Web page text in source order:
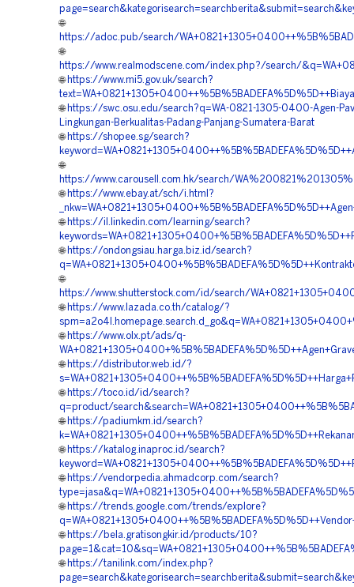
🌐
https://adoc.pub/search/
🌐
https://www.realmodscene.com/index.php?/search/
🌐 https://www.mi5.gov.uk/search?
🌐 https://swc.osu.edu/search?q=WA-0821-1305-0400-Agen-
Lingkungan-Berkualitas-Padang-Panjang-Sumatera-Barat
🌐 https://shopee.sg/search?
🌐
https://www.carousell.com.hk/search/
🌐 https://www.ebay.at/sch/i.html?
🌐 https://il.linkedin.com/learning/search?
🌐 https://ondongsiau.harga.biz.id/search?
🌐
https://www.shutterstock.com/id/search/
🌐 https://www.lazada.co.th/catalog/?
🌐 https://www.olx.pt/ads/q-
🌐 https://distributor.web.id/?
🌐 https://toco.id/id/search?
q=product/
🌐 https://padiumkm.id/search?
🌐 https://katalog.inaproc.id/search?
🌐 https://vendorpedia.ahmadcorp.com/search?
🌐 https://trends.google.com/trends/explore?
🌐 https://bela.gratisongkir.id/products/10?
🌐 https://tanilink.com/index.php?